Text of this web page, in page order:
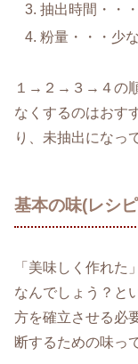
抽出時間・・
粉量・・・少な
１→２→３→４の順
なくするのはおす
り、未抽出になっ
基本の味(レシ
「美味しく作れ
なんでしょう？と
方を確立させる必
断するための味っ